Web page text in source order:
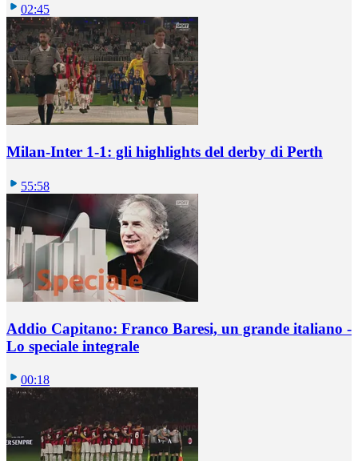
02:45
Milan-Inter 1-1: gli highlights del derby di Perth
55:58
Addio Capitano: Franco Baresi, un grande italiano -
Lo speciale integrale
00:18